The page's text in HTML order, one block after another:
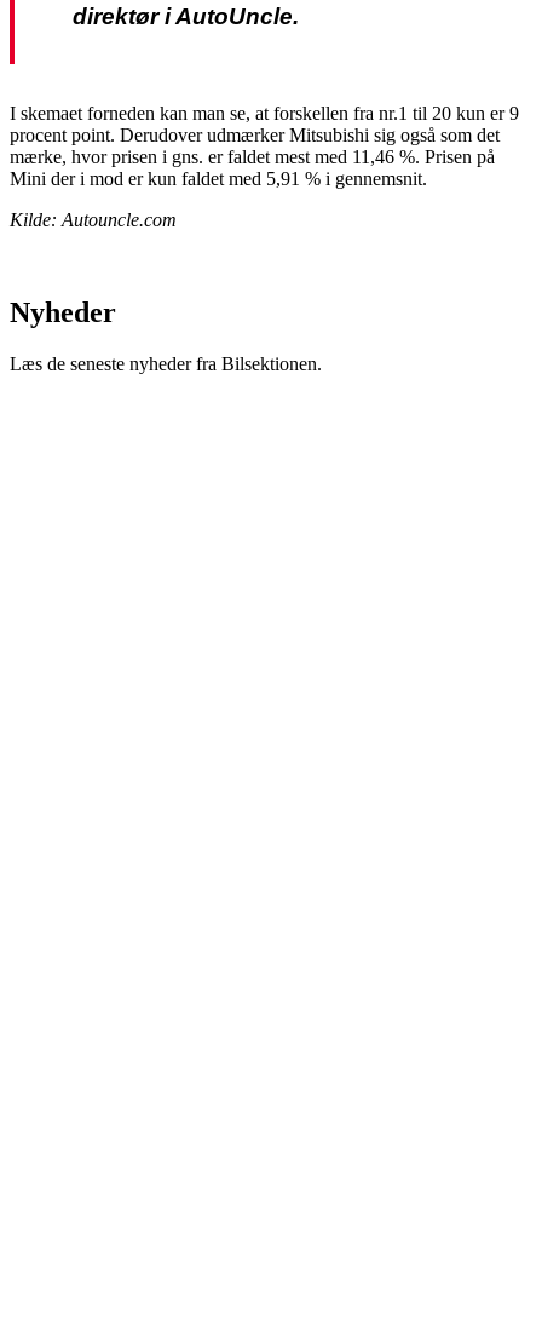
direktør i AutoUncle.
I skemaet forneden kan man se, at forskellen fra nr.1 til 20 kun er 9
procent point. Derudover udmærker Mitsubishi sig også som det
mærke, hvor prisen i gns. er faldet mest med 11,46 %. Prisen på
Mini der i mod er kun faldet med 5,91 % i gennemsnit.
Kilde: Autouncle.com
Nyheder
Læs de seneste nyheder fra Bilsektionen.